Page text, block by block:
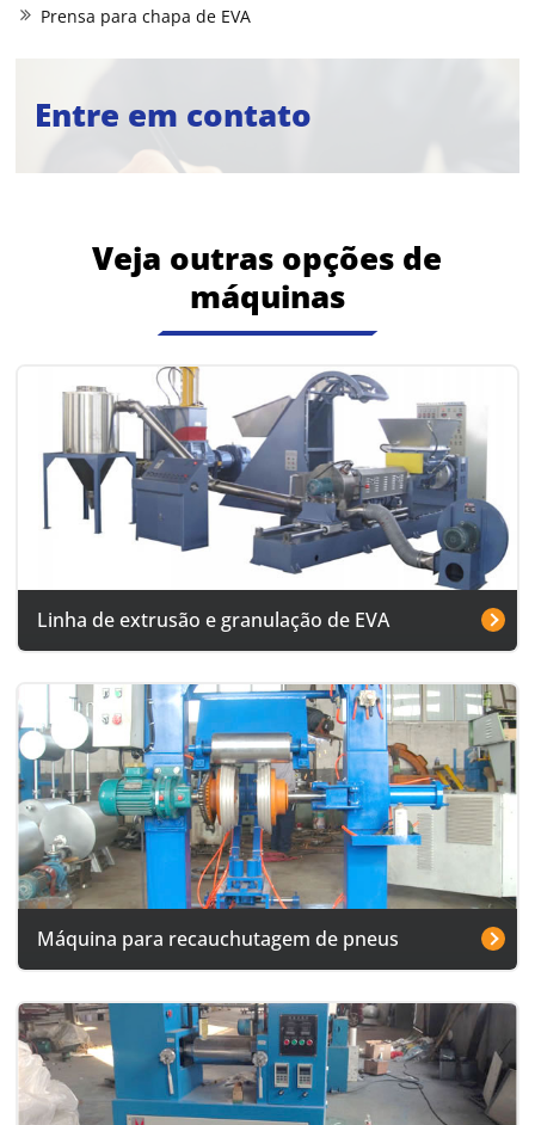
Prensa para chapa de EVA
Entre em contato
Veja outras opções de
máquinas
Linha de extrusão e granulação de EVA
Máquina para recauchutagem de pneus